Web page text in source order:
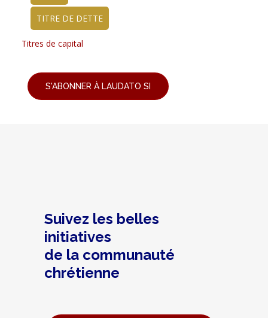
TITRE DE DETTE
Titres de capital
S'ABONNER À LAUDATO SI
Suivez les belles
initiatives
de la communauté
chrétienne